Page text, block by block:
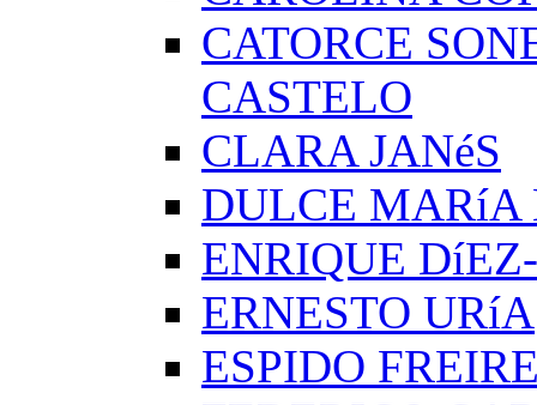
CATORCE
CASTELO
CLARA JANéS
DULCE MARíA
ENRIQUE
ERNESTO URíA
ESPIDO